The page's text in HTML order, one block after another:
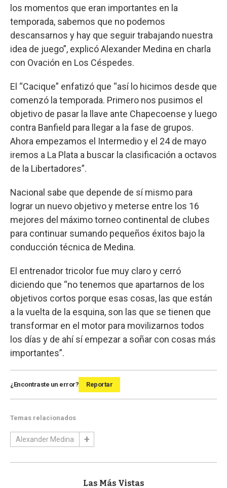
los momentos que eran importantes en la
temporada, sabemos que no podemos
descansarnos y hay que seguir trabajando nuestra
idea de juego”, explicó Alexander Medina en charla
con Ovación en Los Céspedes.
El “Cacique” enfatizó que “así lo hicimos desde que
comenzó la temporada. Primero nos pusimos el
objetivo de pasar la llave ante Chapecoense y luego
contra Banfield para llegar a la fase de grupos.
Ahora empezamos el Intermedio y el 24 de mayo
iremos a La Plata a buscar la clasificación a octavos
de la Libertadores”.
Nacional sabe que depende de sí mismo para
lograr un nuevo objetivo y meterse entre los 16
mejores del máximo torneo continental de clubes
para continuar sumando pequeños éxitos bajo la
conducción técnica de Medina.
El entrenador tricolor fue muy claro y cerró
diciendo que “no tenemos que apartarnos de los
objetivos cortos porque esas cosas, las que están
a la vuelta de la esquina, son las que se tienen que
transformar en el motor para movilizarnos todos
los días y de ahí sí empezar a soñar con cosas más
importantes”.
¿Encontraste un error? Reportar
Temas relacionados
Alexander Medina
Las Más Vistas